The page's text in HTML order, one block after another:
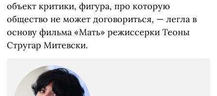
объект критики, фигура, про которую
общество не может договориться, — легла в
основу фильма «Мать» режиссерки Теоны
Стругар Митевски.